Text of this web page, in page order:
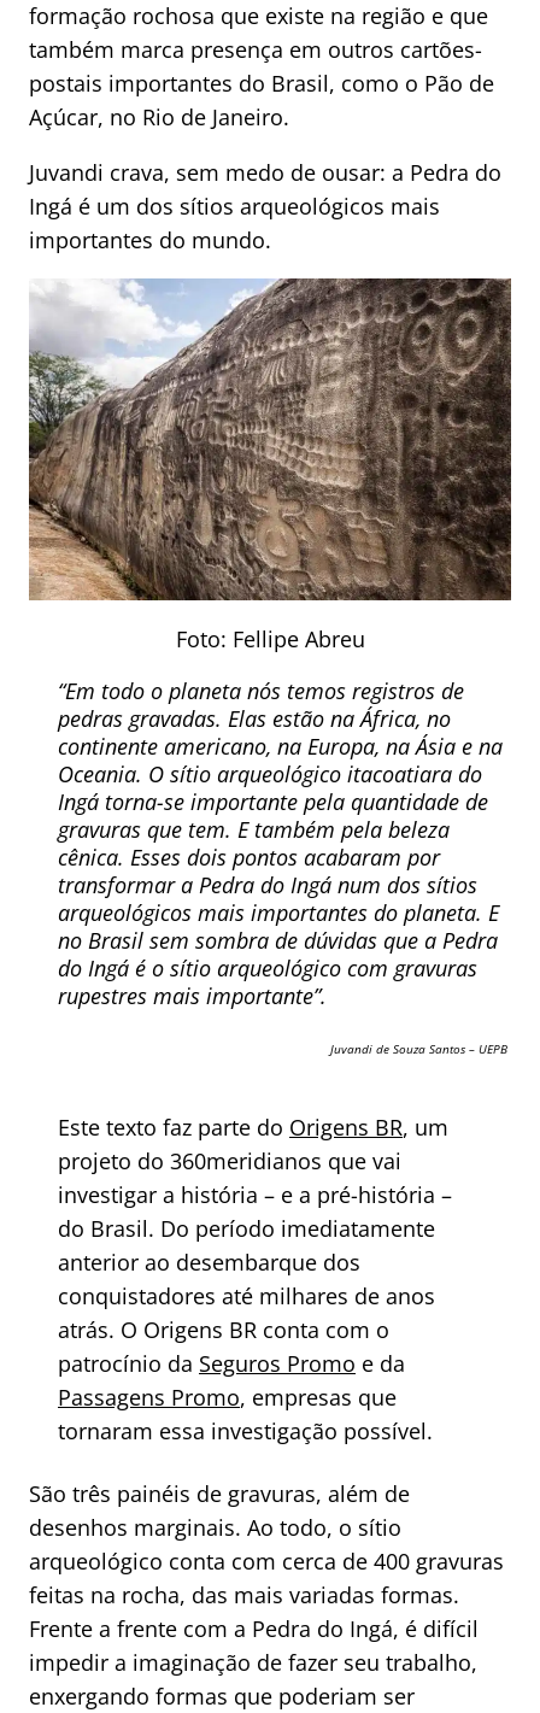
formação rochosa que existe na região e que
também marca presença em outros cartões-
postais importantes do Brasil, como o Pão de
Açúcar, no Rio de Janeiro.
Juvandi crava, sem medo de ousar: a Pedra do
Ingá é um dos sítios arqueológicos mais
importantes do mundo.
Foto: Fellipe Abreu
“Em todo o planeta nós temos registros de
pedras gravadas. Elas estão na África, no
continente americano, na Europa, na Ásia e na
Oceania. O sítio arqueológico itacoatiara do
Ingá torna-se importante pela quantidade de
gravuras que tem. E também pela beleza
cênica. Esses dois pontos acabaram por
transformar a Pedra do Ingá num dos sítios
arqueológicos mais importantes do planeta. E
no Brasil sem sombra de dúvidas que a Pedra
do Ingá é o sítio arqueológico com gravuras
rupestres mais importante”.
Juvandi de Souza Santos – UEPB
Este texto faz parte do Origens BR, um
projeto do 360meridianos que vai
investigar a história – e a pré-história –
do Brasil. Do período imediatamente
anterior ao desembarque dos
conquistadores até milhares de anos
atrás. O Origens BR conta com o
patrocínio da Seguros Promo e da
Passagens Promo, empresas que
tornaram essa investigação possível.
São três painéis de gravuras, além de
desenhos marginais. Ao todo, o sítio
arqueológico conta com cerca de 400 gravuras
feitas na rocha, das mais variadas formas.
Frente a frente com a Pedra do Ingá, é difícil
impedir a imaginação de fazer seu trabalho,
enxergando formas que poderiam ser